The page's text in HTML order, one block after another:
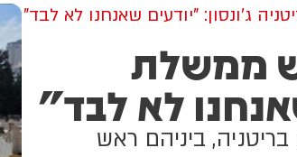
הלל יפה.
פונה במצב בינוני
שבצבא דאגו לתדרך שהדרג
המדיני דחה זאת, מעוררת חשד
שמא בצה"ל מבינים היטב שלא
נכון כרגע לנהוג כך, ויזמו את
ההמלצה בידיעה שהיא תיבלם -
ותאפשר סיבוב יח"צ על גבם של
ראש הממשלה ושר הביטחון
ג'ונסון: "יודעים שאנחנו לא לבד"
ממשלת
לא לבד"
ביניהם ראש